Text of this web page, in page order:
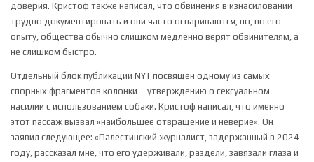
доверия. Кристоф также написал, что обвинения в изнасиловании
трудно документировать и они часто оспариваются, но, по его
опыту, общества обычно слишком медленно верят обвинителям, а
не слишком быстро.
Отдельный блок публикации NYT посвящен одному из самых
спорных фрагментов колонки – утверждению о сексуальном
насилии с использованием собаки. Кристоф написал, что именно
этот пассаж вызвал «наибольшее отвращение и неверие». Он
заявил следующее: «Палестинский журналист, задержанный в 2024
году, рассказал мне, что его удерживали, раздели, завязали глаза и